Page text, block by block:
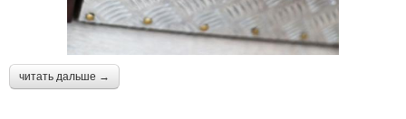
читать дальше →